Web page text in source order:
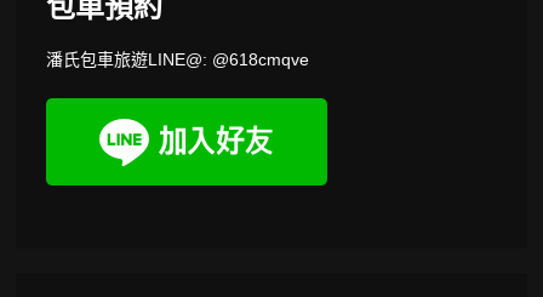
潘氏包車旅遊LINE@: @618cmqve